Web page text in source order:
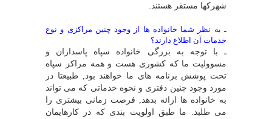
شهرکها مستقر هستند.
ـ به نظر شما خانواده ها از وجود چنین مراکزى و نوع
خدمات آن اطلاع دارند؟
ـ با توجه به بزرگى خانواده سپاه پاسداران و
مسوولیت ما که کشورى هست و همه مراکز سپاه
تحت پوشش برنامه هاى ما خواهند بود, طبیعتا در
مورد وجود چنین دفترى و نحوه خدماتى که مى تواند
به خانواده ها ارائه بدهد, فرصت زمانى بیشترى را
مى طلبد. ما طبق اولویت بندى که در کارهایمان